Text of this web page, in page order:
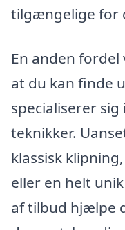
tilgængelige for
En anden
at du kan finde
specialiserer
teknikker.
klassisk
eller en helt
af tilbud hjælpe